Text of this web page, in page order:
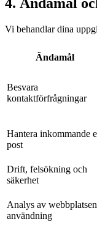
4. Ändamål
Vi behandlar dina
Ändamål
Besvara
kontaktförfrågningar
Hantera inkommande
post
Drift, felsökning och
säkerhet
Analys av
användning